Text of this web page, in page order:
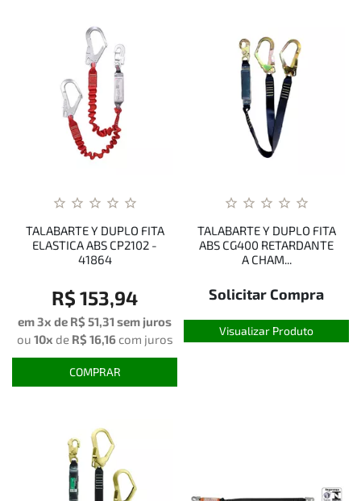
TALABARTE Y DUPLO FITA
ELASTICA ABS CP2102 -
41864
R$ 153,94
em 3x de R$ 51,31 sem juros
ou 10x de R$ 16,16 com juros
COMPRAR
TALABARTE Y DUPLO FITA
ABS CG400 RETARDANTE
A CHAM...
Solicitar Compra
Visualizar Produto